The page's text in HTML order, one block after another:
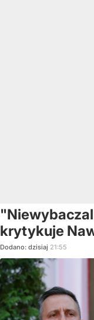
krytykuje
Dodano: dzisiaj 21:55